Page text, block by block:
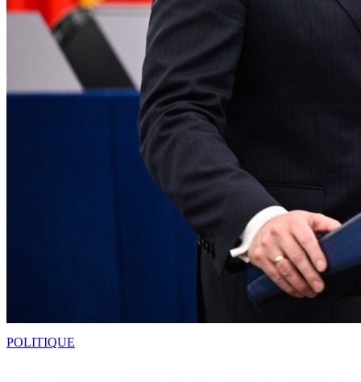
POLITIQUE